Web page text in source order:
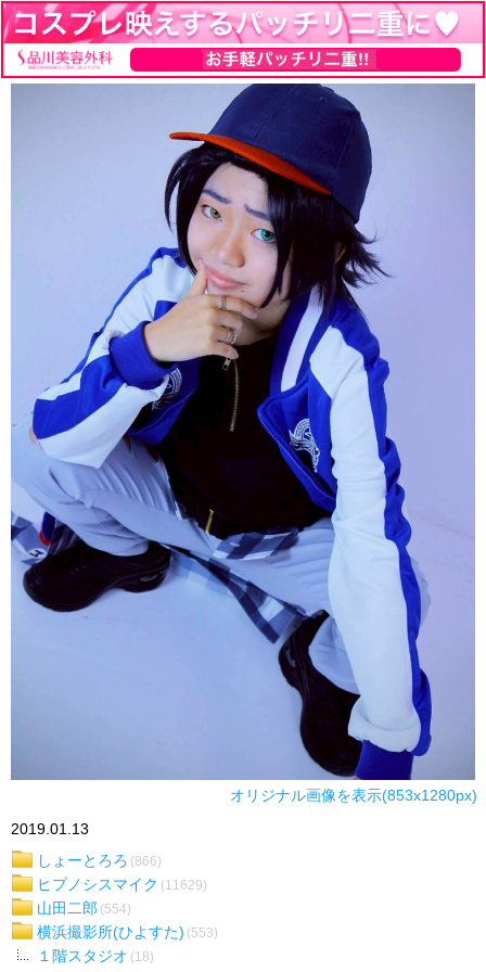
オリジナル画像を表示(853x1280px)
2019.01.13
しょーとろろ (866)
ヒプノシスマイク (11629)
山田二郎 (554)
横浜撮影所(ひよすた) (553)
１階スタジオ (18)